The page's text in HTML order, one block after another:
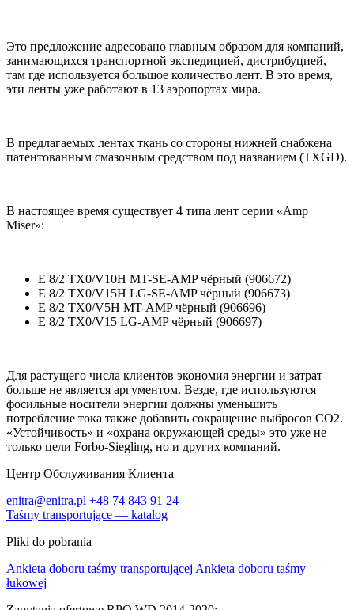
Это предложение адресовано главным образом для компаний,
занимающихся транспортной экспедицией, дистрибуцией,
там где используется большое количество лент. В это время,
эти ленты уже работают в 13 аэропортах мира.
В предлагаемых лентах ткань со стороны нижней снабжена
патентованным смазочным средством под названием (TXGD).
В настоящее время существует 4 типа лент серии «Amp
Miser»:
E 8/2 TX0/V10H MT-SE-AMP чёрный (906672)
E 8/2 TX0/V15H LG-SE-AMP чёрный (906673)
E 8/2 TX0/V5H MT-AMP чёрный (906696)
E 8/2 TX0/V15 LG-AMP чёрный (906697)
Для растущего числа клиентов экономия энергии и затрат
больше не является аргументом. Везде, где используются
фосильные носители энергии должны уменьшить
потребление тока также добавить сокращение выбросов CO2.
«Устойчивость» и «охрана окружающей среды» это уже не
только цели Forbo-Siegling, но и других компаний.
Центр Обслуживания Клиента
enitra@enitra.pl +48 74 843 91 24
Taśmy transportujące — katalog
Pliki do pobrania
Ankieta doboru taśmy transportującej Ankieta doboru taśmy
łukowej